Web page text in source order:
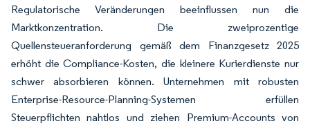
Regulatorische Veränderungen beeinflussen nun die
Marktkonzentration. Die zweiprozentige
Quellensteueranforderung gemäß dem Finanzgesetz 2025
erhöht die Compliance-Kosten, die kleinere Kurierdienste nur
schwer absorbieren können. Unternehmen mit robusten
Enterprise-Resource-Planning-Systemen erfüllen
Steuerpflichten nahtlos und ziehen Premium-Accounts von